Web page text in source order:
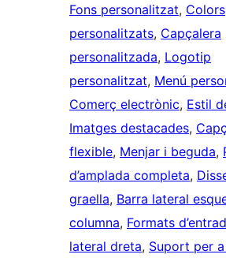
Fons personalitzat, Colors
personalitzats, Capçalera
personalitzada, Logotip
personalitzat, Menú
Comerç electrònic, Estil
Imatges destacades,
flexible, Menjar i beguda,
d’amplada completa,
graella, Barra lateral
columna, Formats
lateral dreta, Suport per